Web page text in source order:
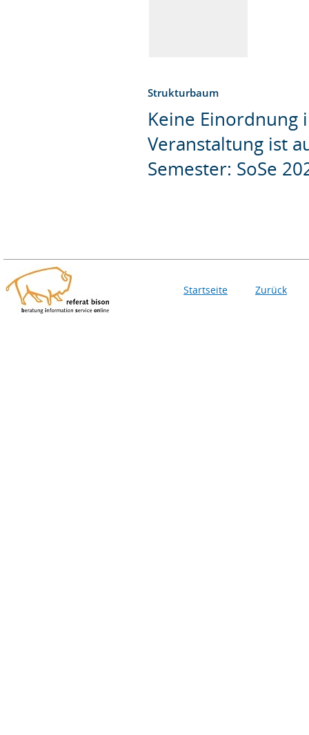
Strukturbaum
Keine Einordnung
Veranstaltung ist
Semester: SoSe
Startseite Zurück